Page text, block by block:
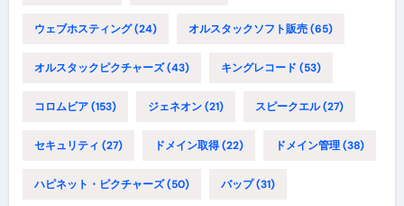
ウェブホスティング(24) オルスタックソフト販売(65)
オルスタックピクチャーズ(43) キングレコード (53)
コロムビア(153) ジェネオン(21) スピークエル(27)
セキュリティ (27) ドメイン取得(22) ドメイン管理(38)
ハピネット・ピクチャーズ(50) バップ(31)